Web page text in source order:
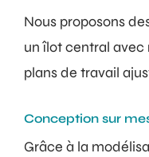
Nous proposons
un îlot central avec
plans de travail
Conception sur
Grâce à la